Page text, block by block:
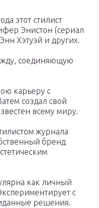
этот стилист
Энистон (сериал
Хэтуэй и других. ⠀
соединяющую
карьеру с
создал свой
всему миру. ⠀
журнала
бренд
как личный
с
решения.